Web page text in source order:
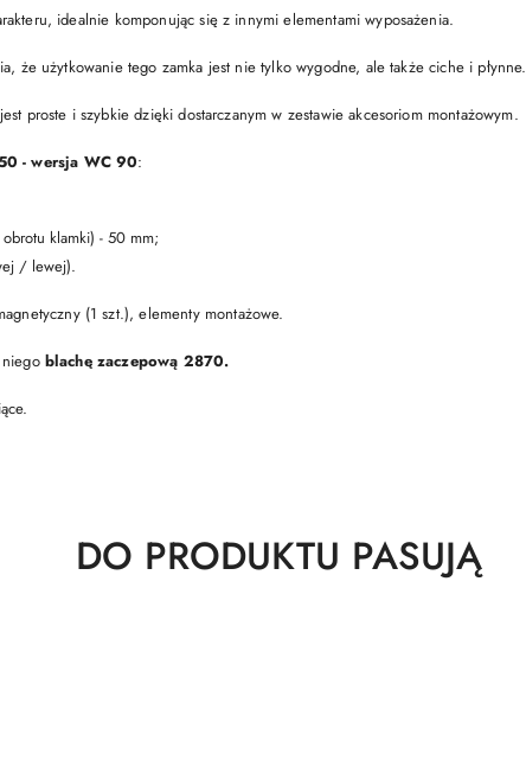
idealnie komponując się z innymi elementami wyposażenia.
że użytkowanie tego zamka jest nie tylko wygodne, ale także ciche i płynne.
proste i szybkie dzięki dostarczanym w zestawie akcesoriom montażowym.
- wersja WC 90:
obrotu klamki) - 50 mm;
/ lewej).
(1 szt.), elementy montażowe.
blachę zaczepową 2870.
Produkty
DO PRODUKTU PASUJĄ